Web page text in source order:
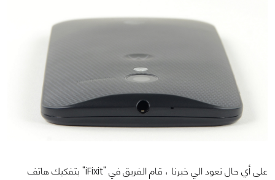
على أي حال نعود الي خبرنا ، قام الفريق في "iFixit" بتفكيك هاتف